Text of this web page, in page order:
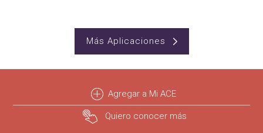
Más Aplicaciones
Agregar a Mi ACE
Quiero conocer más